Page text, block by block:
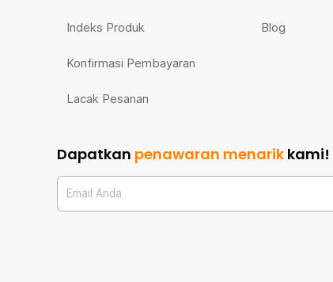
Indeks Produk
Konfirmasi Pembayaran
Lacak Pesanan
Blog
Dapatkan penawaran menarik kami!
Email Anda